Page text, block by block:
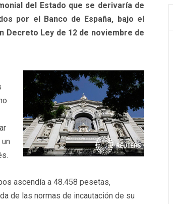
del Estado que se derivaría de
por el Banco de España, bajo el
Decreto Ley de 12 de noviembre de
ascendía a 48.458 pesetas,
de las normas de incautación de su